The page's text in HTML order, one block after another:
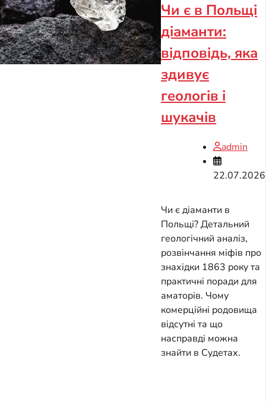
Чи є в Польщі
діаманти:
відповідь, яка
здивує
геологів і
шукачів
admin
22.07.2026
Чи є діаманти в
Польщі? Детальний
геологічний аналіз,
розвінчання міфів про
знахідки 1863 року та
практичні поради для
аматорів. Чому
комерційні родовища
відсутні та що
насправді можна
знайти в Судетах.